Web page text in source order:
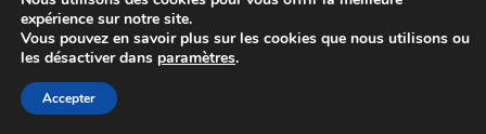
expérience sur notre site.
Vous pouvez en savoir plus sur les cookies que nous utilisons ou
les désactiver dans paramètres.
Accepter